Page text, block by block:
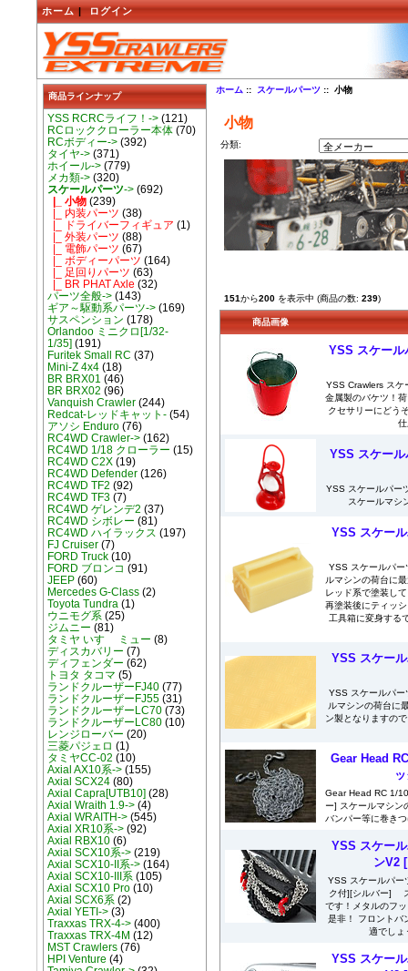
ホーム | ログイン
商品ラインナップ
YSS RCRCライフ！->(121)
RCロッククローラー本体(70)
RCボディー->(392)
タイヤ->(371)
ホイール->(779)
メカ類->(320)
スケールパーツ->(692)
|_ 小物(239)
|_ 内装パーツ (38)
|_ ドライバーフィギュア (1)
|_ 外装パーツ (88)
|_ 電飾パーツ (67)
|_ ボディーパーツ (164)
|_ 足回りパーツ (63)
|_ BR PHAT Axle (32)
パーツ全般->(143)
ギア～駆動系パーツ->(169)
サスペンション (178)
Orlandoo ミニクロ[1/32-
1/35] (191)
Furitek Small RC (37)
Mini-Z 4x4(18)
BR BRX01 (46)
BR BRX02 (96)
Vanquish Crawler(244)
Redcat-レッドキャット-(54)
アソシ Enduro(76)
RC4WD Crawler->(162)
RC4WD 1/18 クローラー (15)
RC4WD C2X(19)
RC4WD Defender(126)
RC4WD TF2 (92)
RC4WD TF3(7)
RC4WD ゲレンデ2 (37)
RC4WD シボレー (81)
RC4WD ハイラックス (197)
FJ Cruiser(7)
FORD Truck(10)
FORD ブロンコ (91)
JEEP(60)
Mercedes G-Class(2)
Toyota Tundra(1)
ウニモグ系(25)
ジムニー (81)
タミヤ いすゞ ミュー (8)
ディスカバリー (7)
ディフェンダー (62)
トヨタ タコマ (5)
ランドクルーザーFJ40(77)
ランドクルーザーFJ55(31)
ランドクルーザーLC70(73)
ランドクルーザーLC80(10)
レンジローバー (20)
三菱パジェロ (1)
タミヤCC-02 (10)
Axial AX10系->(155)
Axial SCX24(80)
Axial Capra[UTB10] (28)
Axial Wraith 1.9->(4)
Axial WRAITH->(545)
Axial XR10系->(92)
Axial RBX10(6)
Axial SCX10系->(219)
Axial SCX10-II系->(164)
Axial SCX10-III系(105)
Axial SCX10 Pro(10)
Axial SCX6系(2)
Axial YETI->(3)
Traxxas TRX-4->(400)
Traxxas TRX-4M (12)
MST Crawlers(76)
HPI Venture (4)
ホーム ::スケールパーツ :: 小物
小物
分類:
151から200を表示中 (商品の数: 239)
商品画像
YSS スケー
YSS Crawlers ス
金属製のバケツ！
クセサリーにどう
YSS スケー
YSS スケールパー
スケールマシ
YSS スケー
YSS スケールパー
ルマシンの荷台に
レッド系で塗装し
再塗装後にティッ
工具箱に変身する
YSS スケー
YSS スケールパー
ルマシンの荷台に
ン製となりますの
Gear Head
Gear Head RC 1/
ー] スケールマシン
バンパー等に巻き
YSS スケー
ンV2
YSS スケールパー
ク付][シルバー]
です！メタルのフ
是非！ フロントバ
適でし
YSS スケー